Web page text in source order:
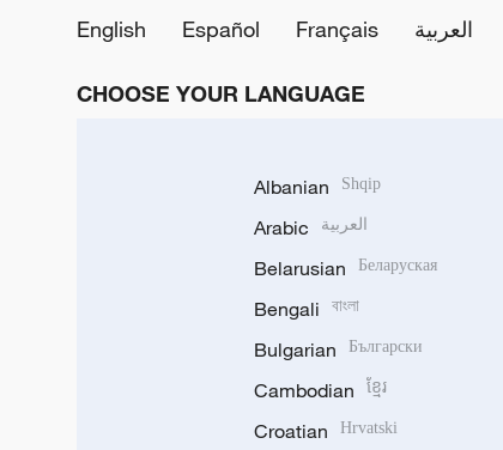
English
Español Français العربية
CHOOSE YOUR LANGUAGE
Albanian Shqip
Arabic العربية
Belarusian Беларуская
Bengali বাংলা
Bulgarian Български
Cambodian ខ្មែរ
Croatian Hrvatski